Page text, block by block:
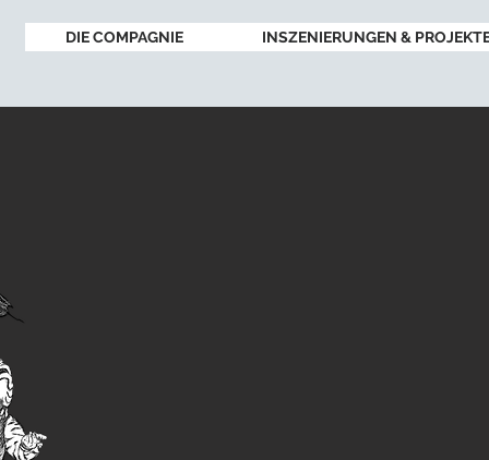
DIE COMPAGNIE INSZENIERUNGEN &